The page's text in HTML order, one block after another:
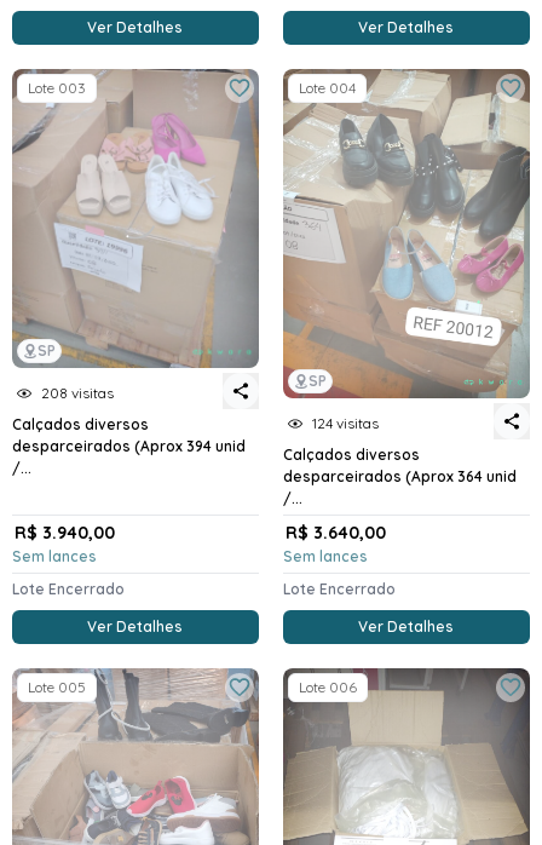
Ver Detalhes Ver Detalhes
SP
Lote 003
208 visitas
Calçados diversos
desparceirados (Aprox 394 unid
/...
R$ 3.940,00
Sem lances
Lote Encerrado
Ver Detalhes
SP
Lote 004
124 visitas
Calçados diversos
desparceirados (Aprox 364 unid
/...
R$ 3.640,00
Sem lances
Lote Encerrado
Ver Detalhes
Lote 005 Lote 006